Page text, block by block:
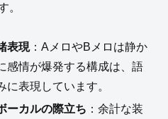
。
表現：AメロやBメロは静か
感情が爆発する構成は、語
に表現しています。
ーカルの際立ち ：余計な装